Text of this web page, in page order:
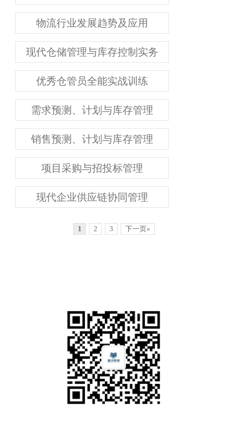
物流行业发展趋势及应用
现代仓储管理与库存控制实务
优秀仓管员全能实战训练
需求预测、计划与库存管理
销售预测、计划与库存管理
项目采购与招投标管理
现代企业供应链协同管理
1 2 3 下一页»